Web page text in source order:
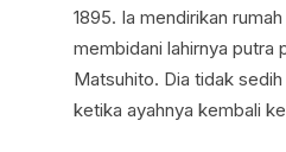
1895. Ia mendirikan
membidani lahirnya putra
Matsuhito. Dia tidak
ketika ayahnya kembali